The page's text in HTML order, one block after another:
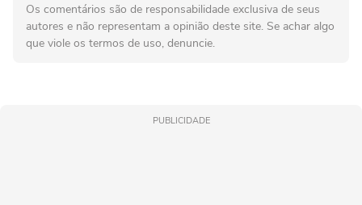
Os comentários são de responsabilidade exclusiva de seus
autores e não representam a opinião deste site. Se achar algo
que viole os termos de uso, denuncie.
PUBLICIDADE